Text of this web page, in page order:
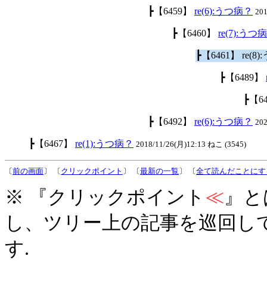
┣【6459】 re(6):うつ病？
┣【6460】 re(7):うつ
┣【6461】
┣【6489】
┣【
┣【6492】 re(6):うつ病？
┣【6467】 re(1):うつ病？ 2018/11/26(月)12:13 ねこ (3545)
〔前の画面〕 〔 クリックポイント 〕 〔最新の一覧 〕 〔全て読んだことに
※ 『クリックポイント ≪』
し、ツリー上の記事を巡回
す.